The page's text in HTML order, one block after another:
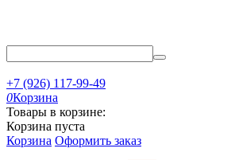
+7 (926) 117-99-49
0Корзина
Товары в корзине:
Корзина пуста
Корзина Оформить заказ